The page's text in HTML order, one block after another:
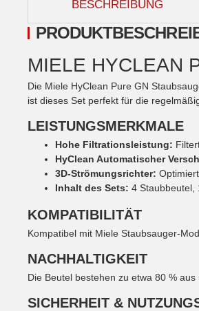
BESCHREIBUNG
MIELE HYCLEAN
Die Miele HyClean Pure GN
ist dieses Set perfekt für die
LEISTUNGSMERKMALE
Hohe Filtrationsleistung:
HyClean Automatischer
3D-Strömungsrichter:
Inhalt des Sets: 4 Staubbeutel,
KOMPATIBILITÄT
Kompatibel mit Miele Staubsauger-
NACHHALTIGKEIT
Die Beutel bestehen zu etwa 80 %
SICHERHEIT &